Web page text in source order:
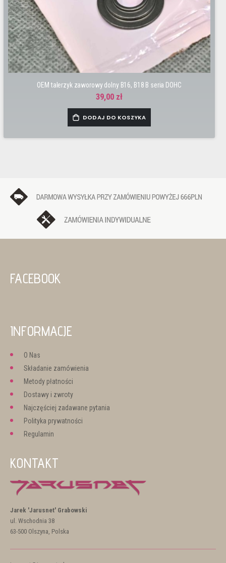
OEM talerzyk zaworowy dolny B16, B18 B seria DOHC
39,00 zł
DODAJ DO KOSZYKA
FACEBOOK
INFORMACJE
O Nas
Składanie zamówienia
Metody płatności
Dostawy i zwroty
Najczęściej zadawane pytania
Polityka prywatności
Regulamin
KONTAKT
Jarek 'Jarusnet' Grabowski
ul. Wschodnia 38
63-500 Olszyna, Polska